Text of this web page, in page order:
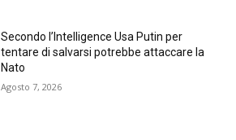
Secondo l’Intelligence Usa Putin per
tentare di salvarsi potrebbe attaccare la
Nato
Agosto 7, 2026